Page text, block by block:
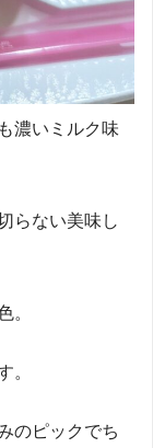
濃いミルク味
らない美味し
。
。
のピックでち